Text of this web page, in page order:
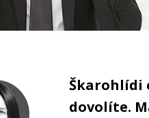
Škarohlídi
dovolíte.